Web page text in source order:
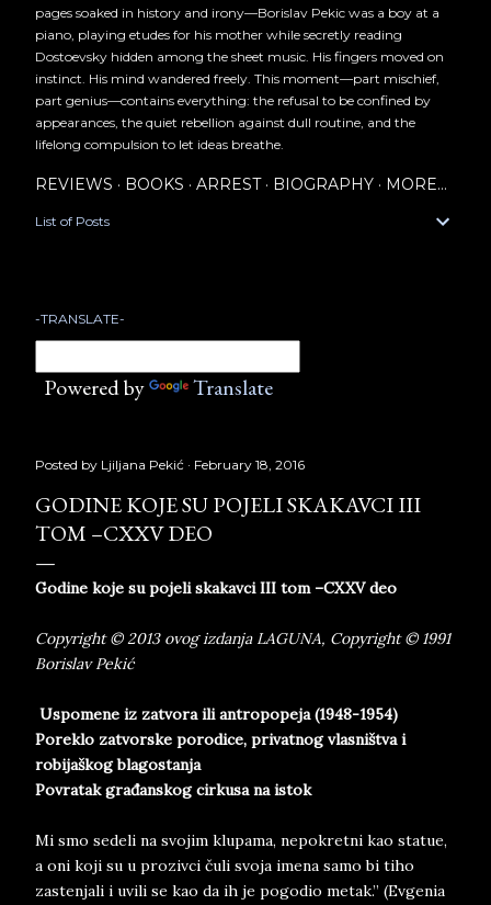
pages soaked in history and irony—Borislav Pekic was a boy at a
piano, playing etudes for his mother while secretly reading
Dostoevsky hidden among the sheet music. His fingers moved on
instinct. His mind wandered freely. This moment—part mischief,
part genius—contains everything: the refusal to be confined by
appearances, the quiet rebellion against dull routine, and the
lifelong compulsion to let ideas breathe.
REVIEWS BOOKS ARREST BIOGRAPHY MORE…
List of Posts
-TRANSLATE-
Powered by Translate
Posted by Ljiljana Pekić February 18, 2016
GODINE KOJE SU POJELI SKAKAVCI III
TOM –CXXV DEO
Godine koje su pojeli skakavci III tom –CXXV deo
Copyright © 2013 ovog izdanja LAGUNA, Copyright © 1991
Borislav Pekić
Uspomene iz zatvora ili antropopeja (1948-1954)
Poreklo zatvorske porodice, privatnog vlasništva i
robijaškog blagostanja
Povratak građanskog cirkusa na istok
Mi smo sedeli na svojim klupama, nepokretni kao statue,
a oni koji su u prozivci čuli svoja imena samo bi tiho
zastenjali i uvili se kao da ih je pogodio metak.” (Evgenia